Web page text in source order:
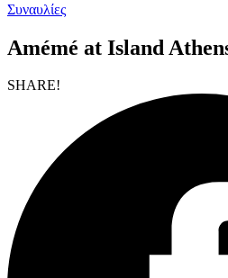
Συναυλίες
Amémé at Island
SHARE!